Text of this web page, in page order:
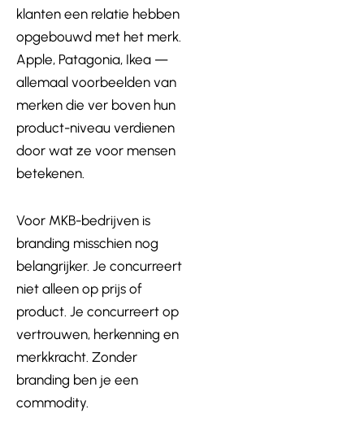
klanten een relatie hebben
opgebouwd met het merk.
Apple, Patagonia, Ikea —
allemaal voorbeelden van
merken die ver boven hun
product-niveau verdienen
door wat ze voor mensen
betekenen.
Voor MKB-bedrijven is
branding misschien nog
belangrijker. Je concurreert
niet alleen op prijs of
product. Je concurreert op
vertrouwen, herkenning en
merkkracht. Zonder
branding ben je een
commodity.